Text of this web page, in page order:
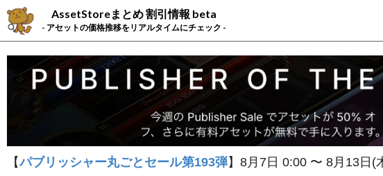
AssetStoreまとめ 割引情報 beta
- アセットの価格推移をリアルタイムにチェック -
【パブリッシャー丸ごとセール第193弾】8月7日 0:00 〜 8月13日(